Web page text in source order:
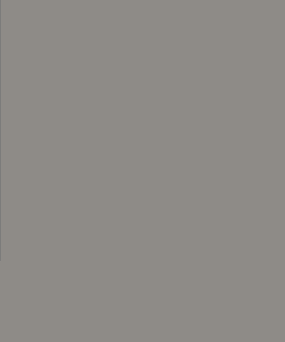
sur les raisons de la